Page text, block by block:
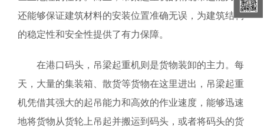
还能够保证建筑材料的安装位置准确无误，为建筑结构
的稳定性和安全性提供了有力保障。
在港口码头，吊梁起重机则是货物装卸的主力。每
天，大量的集装箱、散货等货物在这里进出，吊梁起重
机凭借其强大的起吊能力和高效的作业速度，能够迅速
地将货物从货轮上吊起并搬运到码头，或者将码头的货